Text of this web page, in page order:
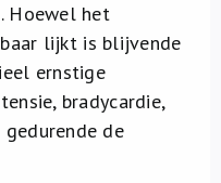
Hoewel het
lijkt is blijvende
ernstige
bradycardie,
gedurende de